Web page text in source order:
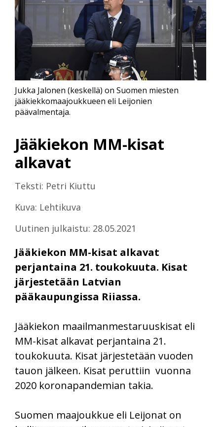
Jääkiekon MM-kisat
alkavat
Teksti: Petri Kiuttu
Kuva: Lehtikuva
Uutinen julkaistu: 28.05.2021
Jääkiekon MM-kisat alkavat
perjantaina 21. toukokuuta. Kisat
järjestetään Latvian
pääkaupungissa Riiassa.
Jukka Jalonen (keskellä) on Suomen miesten
jääkiekkomaajoukkueen eli Leijonien
päävalmentaja.
Jääkiekon maailmanmestaruuskisat eli
MM-kisat alkavat perjantaina 21.
toukokuuta. Kisat järjestetään vuoden
tauon jälkeen. Kisat peruttiin vuonna
2020 koronapandemian takia.
Suomen maajoukkue eli Leijonat on